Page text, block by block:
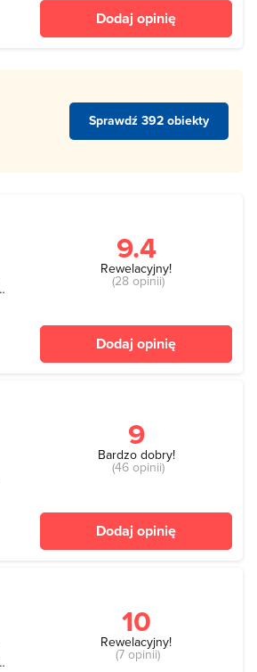
Dodaj opinię
Sprawdź 392 obiekty
9.4
Rewelacyjny!
(28 opinii)
Dodaj opinię
9
Bardzo dobry!
(46 opinii)
Dodaj opinię
10
Rewelacyjny!
(7 opinii)